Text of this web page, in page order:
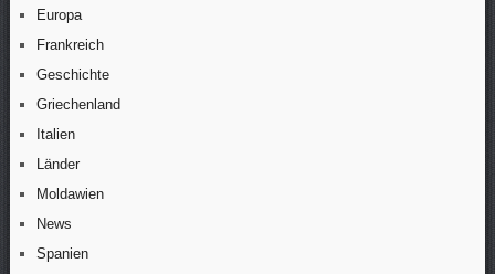
Europa
Frankreich
Geschichte
Griechenland
Italien
Länder
Moldawien
News
Spanien